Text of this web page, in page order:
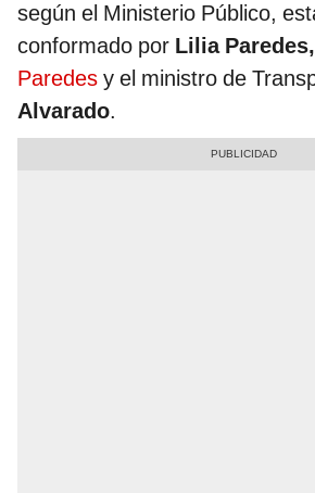
según el Ministerio Público,
conformado por Lilia Paredes,
Paredes y el ministro de
Alvarado.